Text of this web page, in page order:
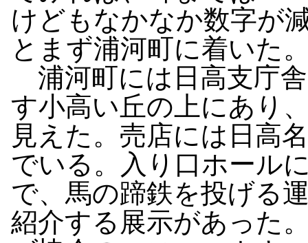
けどもなかなか数字が
とまず浦河町に着いた
浦河町には日高支庁
す小高い丘の上にあり
見えた。売店には日高
でいる。入り口ホール
で、馬の蹄鉄を投げる
紹介する展示があった